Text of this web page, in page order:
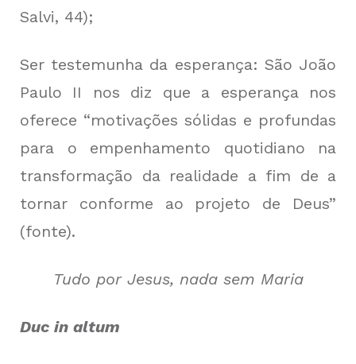
Salvi, 44);
Ser testemunha da esperança: São João
Paulo II nos diz que a esperança nos
oferece “motivações sólidas e profundas
para o empenhamento quotidiano na
transformação da realidade a fim de a
tornar conforme ao projeto de Deus”
(fonte).
Tudo por Jesus, nada sem Maria
Duc in altum